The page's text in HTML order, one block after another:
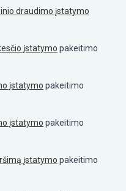
draudimo įstatymo
įstatymo pakeitimo
įstatymo pakeitimo
įstatymo pakeitimo
įstatymo pakeitimo